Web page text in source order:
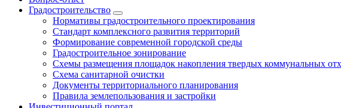
Градостроительство
Нормативы градостроительного проектирования
Стандарт комплексного развития территорий
Формирование современной городской среды
Градостроительное зонирование
Схемы размещения площадок накопления твердых коммунальных
Схема санитарной очистки
Документы территориального планирования
Правила землепользования и застройки